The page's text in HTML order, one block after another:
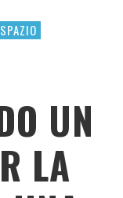
SPAZIO
UN
LA